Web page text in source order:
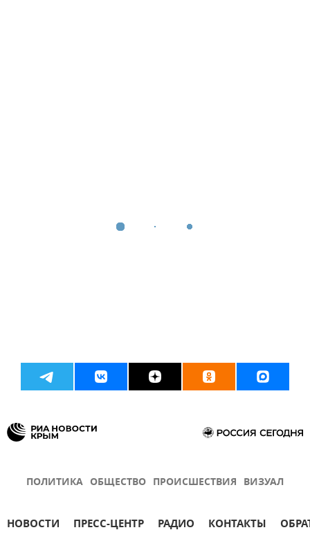
ПОЛИТИКА ОБЩЕСТВО ПРОИСШЕСТВИЯ ВИЗУАЛ
НОВОСТИ ПРЕСС-ЦЕНТР РАДИО КОНТАКТЫ